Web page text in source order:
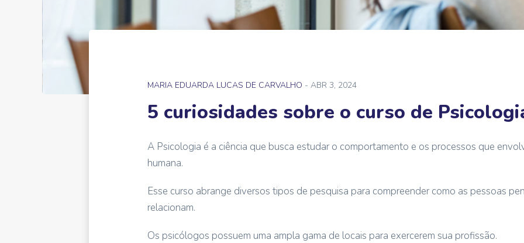
MARIA EDUARDA LUCAS DE CARVALHO - ABR 3, 2024
5 curiosidades sobre o curso de
A Psicologia é a ciência que busca estudar o comportamento e os processos que
humana.
Esse curso abrange diversos tipos de pesquisa para compreender como as pessoas
relacionam.
Os psicólogos possuem uma ampla gama de locais para exercerem sua profissão.